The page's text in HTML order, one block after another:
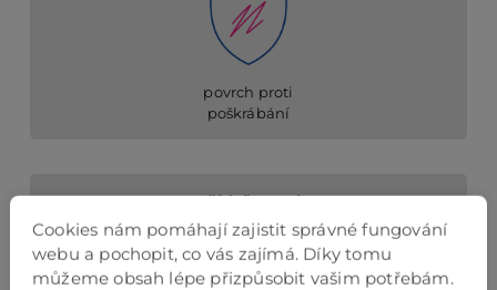
povrch proti
poškrábání
Příslušenství
Cookies nám pomáhají zajistit správné fungování
webu a pochopit, co vás zajímá. Díky tomu
můžeme obsah lépe přizpůsobit vašim potřebám.